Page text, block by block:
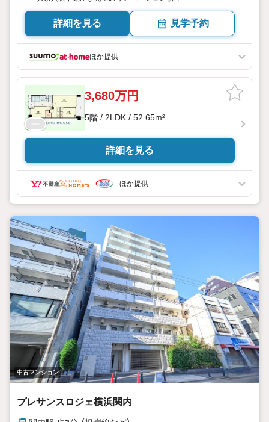
詳細を見る 見学予約
ほか提供
3,680万円
5階 / 2LDK / 52.65m²
詳細を見る
ほか提供
中古マンション
プレサンスロジェ横浜関内